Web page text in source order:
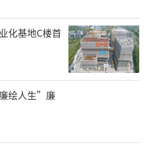
化基地C楼首
绘人生”廉